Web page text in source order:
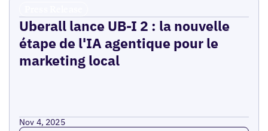
Uberall lance UB-I 2 : la nouvelle
étape de l'IA agentique pour le
marketing local
Nov 4, 2025